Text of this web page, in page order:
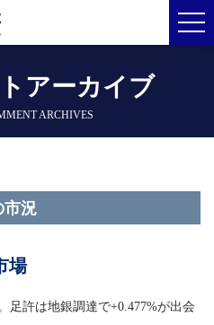
アーカイブ
ARCHIVES
況
場
許は地銀調達で+0.477%が出会